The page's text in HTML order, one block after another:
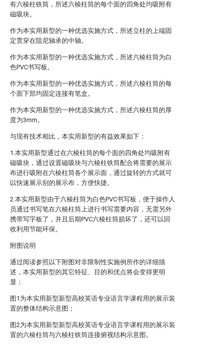
有六棱柱铁筒，所述六棱柱筒的每个面的四角处均吸附有
磁吸块。
作为本实用新型的一种优选实施方式，所述立柱的上端固
定贯穿在阻尼轴承的中轴。
作为本实用新型的一种优选实施方式，所述六棱柱筒为白
色PVC书写板。
作为本实用新型的一种优选实施方式，所述六棱柱筒的每
个面下部均固定连接有笔盒。
作为本实用新型的一种优选实施方式，所述六棱柱筒的厚
度为3mm。
与现有技术相比，本实用新型的有益效果如下：
1.本实用新型通过在六棱柱筒的每个面的四角处均吸附有
磁吸块，通过设置磁吸块与六棱柱铁筒配合将需要的展示
布进行吸附在六棱柱筒各个展示面，通过旋转的方式就可
以快速展示别的展示布，方便快捷。
2.本实用新型由于六棱柱筒为白色PVC书写板，便于操作人
员通过书写笔在六棱柱筒上进行书写需要内容，无需另外
携带写字板了，并且后期PVC六棱柱筒损坏了，还可以回
收利用节能环保。
附图说明
通过阅读参照以下附图对非限制性实施例所作的详细描
述，本实用新型的其它特征、目的和优点将会变得更明
显：
图1为本实用新型新型高校英语专业语言学课程用的展示装
置的整体结构示意图；
图2为本实用新型新型高校英语专业语言学课程用的展示装
置的六棱柱筒与六棱柱铁筒连接俯视结构示意图。